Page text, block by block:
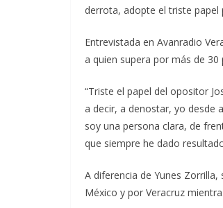
derrota, adopte el triste
Entrevistada en Avanradio
a quien supera por más de 30
“Triste el papel del opositor
a decir, a denostar, yo desde
soy una persona clara, de
que siempre he dado
A diferencia de Yunes
México y por Veracruz